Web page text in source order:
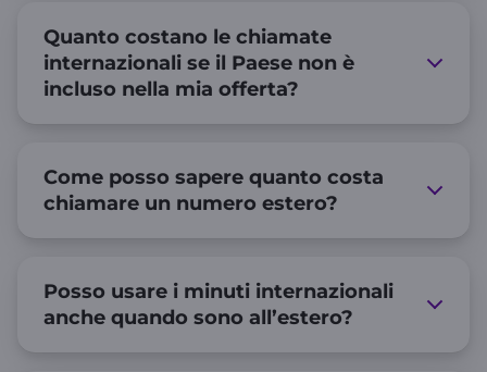
Quanto costano le chiamate
internazionali se il Paese non è
incluso nella mia offerta?
Come posso sapere quanto costa
chiamare un numero estero?
Posso usare i minuti internazionali
anche quando sono all’estero?